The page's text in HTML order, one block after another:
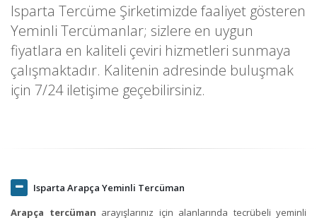
Isparta Tercüme Şirketimizde faaliyet gösteren
Yeminli Tercümanlar; sizlere en uygun
fiyatlara en kaliteli çeviri hizmetleri sunmaya
çalışmaktadır. Kalitenin adresinde buluşmak
için 7/24 iletişime geçebilirsiniz.
Isparta Arapça Yeminli Tercüman
Arapça tercüman arayışlarınız için alanlarında tecrübeli yeminli